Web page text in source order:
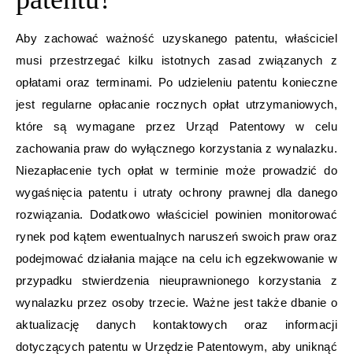
Aby zachować ważność uzyskanego patentu, właściciel
musi przestrzegać kilku istotnych zasad związanych z
opłatami oraz terminami. Po udzieleniu patentu konieczne
jest regularne opłacanie rocznych opłat utrzymaniowych,
które są wymagane przez Urząd Patentowy w celu
zachowania praw do wyłącznego korzystania z wynalazku.
Niezapłacenie tych opłat w terminie może prowadzić do
wygaśnięcia patentu i utraty ochrony prawnej dla danego
rozwiązania. Dodatkowo właściciel powinien monitorować
rynek pod kątem ewentualnych naruszeń swoich praw oraz
podejmować działania mające na celu ich egzekwowanie w
przypadku stwierdzenia nieuprawnionego korzystania z
wynalazku przez osoby trzecie. Ważne jest także dbanie o
aktualizację danych kontaktowych oraz informacji
dotyczących patentu w Urzędzie Patentowym, aby uniknąć